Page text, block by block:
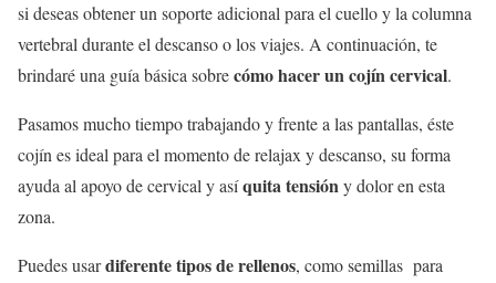
si deseas obtener un soporte adicional para el cuello y la columna
vertebral durante el descanso o los viajes. A continuación, te
brindaré una guía básica sobrecómo hacer un cojín cervical.
Pasamos mucho tiempo trabajando y frente a las pantallas, éste
cojín es ideal para el momento de relajax y descanso, su forma
ayuda al apoyo de cervical y asíquita tensióny dolor en esta
zona.
Puedes usardiferente tipos de rellenos, como semillas para